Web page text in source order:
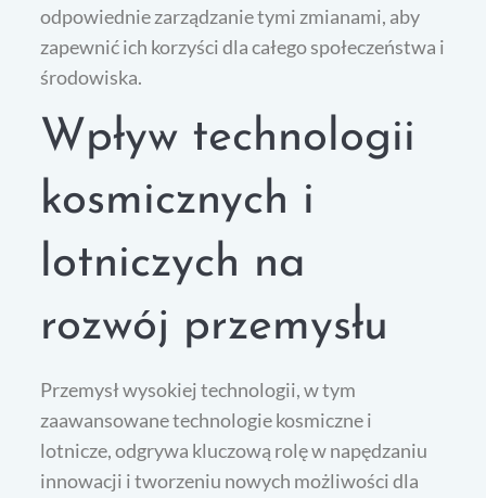
odpowiednie zarządzanie tymi zmianami, aby
zapewnić ich korzyści dla całego społeczeństwa i
środowiska.
Wpływ technologii
kosmicznych i
lotniczych na
rozwój przemysłu
Przemysł wysokiej technologii, w tym
zaawansowane technologie kosmiczne i
lotnicze, odgrywa kluczową rolę w napędzaniu
innowacji i tworzeniu nowych możliwości dla